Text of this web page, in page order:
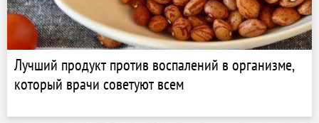
Лучший продукт против воспалений в организме,
который врачи советуют всем